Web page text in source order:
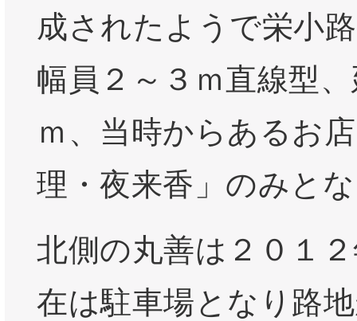
成されたようで栄小
幅員２～３ｍ直線型
ｍ、当時からあるお
理・夜来香」のみと
北側の丸善は２０１
在は駐車場となり路